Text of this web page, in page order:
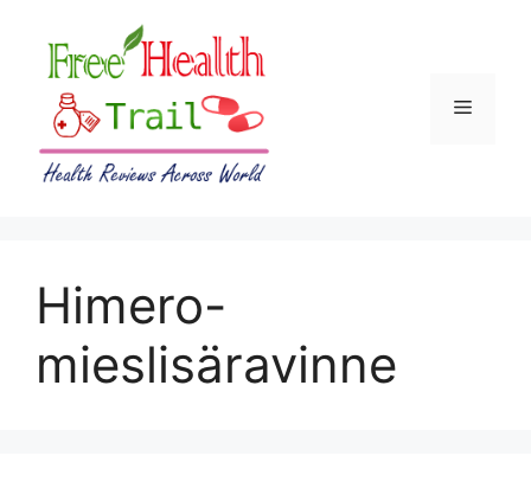
content
Menu
Himero-
mieslisäravinne